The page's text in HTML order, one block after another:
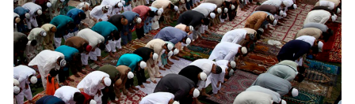
ЗАСТАВЛЯЕТ
КАВКАЗ ЗА ПАЛЕСТИНУ
ИНАКОМЫСЛИЕ В ЧЕЧНЕ
ПРЕСЛЕДОВАНИЕ АКТИВИСТОВ
МОБИЛИЗАЦИЯ И ПРОТЕСТЫ
Дагестан
Ингушетия
Кабардино-Балкария
Калмыкия